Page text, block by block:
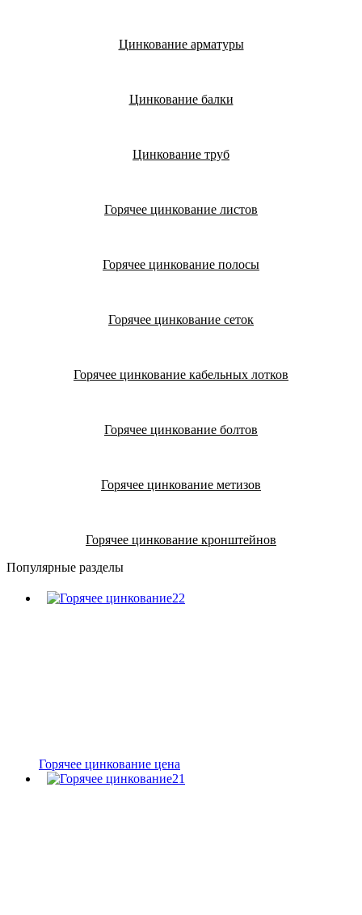
Цинкование арматуры
Цинкование балки
Цинкование труб
Горячее цинкование листов
Горячее цинкование полосы
Горячее цинкование сеток
Горячее цинкование кабельных лотков
Горячее цинкование болтов
Горячее цинкование метизов
Горячее цинкование кронштейнов
Популярные разделы
Горячее цинкование цена